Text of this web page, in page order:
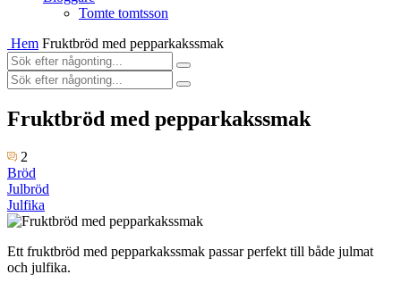
Tomte tomtsson
Hem Fruktbröd med pepparkakssmak
Fruktbröd med pepparkakssmak
2
Bröd
Julbröd
Julfika
Ett fruktbröd med pepparkakssmak passar perfekt till både julmat
och julfika.